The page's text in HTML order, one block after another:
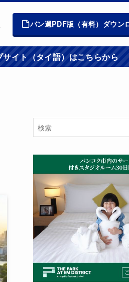
バン週PDF版（有料）ダウン
ト（タイ語）はこちらから